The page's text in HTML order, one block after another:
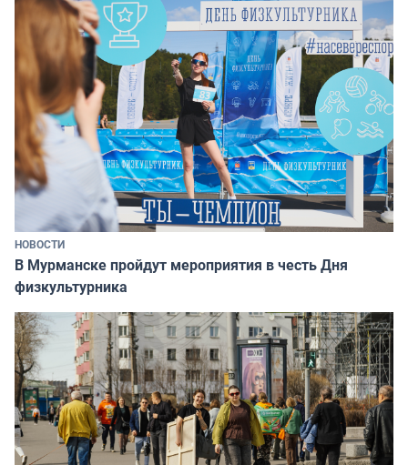
НОВОСТИ
В Мурманске пройдут мероприятия в честь Дня
физкультурника